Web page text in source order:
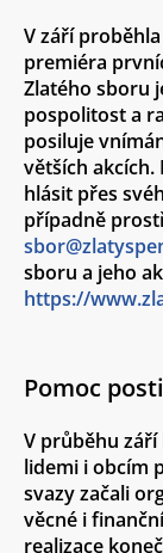
V září
premiéra
Zlatého sboru
pospolitost a
posiluje
větších akcích.
hlásit přes
případně
sboru a jeho
https://
Pomoc
V průběhu
lidemi i obcím
svazy začali
věcné i
realizace